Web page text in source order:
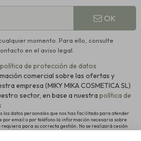
OK
momento. Para ello, consulte
en el aviso legal.
política de protección de datos
comercial sobre las ofertas y
empresa (MIKY MIKA COSMETICA SL)
sector, en base a nuestra política de
los datos personales que nos has facilitado para atender
por email o por teléfono la información necesaria sobre
para su correcta gestión. No se realizará cesión
para el tratamiento es el consentimiento manifestado para